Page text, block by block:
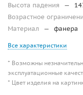
Высота падения
—
Возрастное
Материал
— фанера
Все характеристики
* Возможны
эксплуатационные
* Цвет изделия на